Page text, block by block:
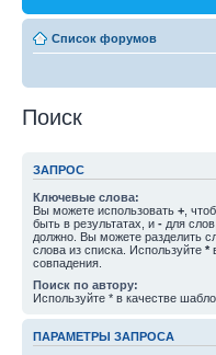
Список форумов
Поиск
ЗАПРОС
Ключевые слова:
Вы можете использовать + ,
быть в результатах, и - для
должно. Вы можете разделить
слова из списка. Используйте *
совпадения.
Поиск по автору:
Используйте * в качестве
ПАРАМЕТРЫ ЗАПРОСА